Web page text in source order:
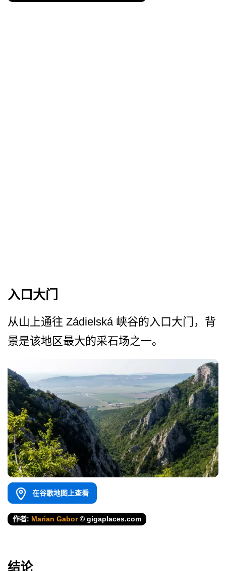
入口大门
从山上通往 Zádielská 峡谷的入口大门，背
景是该地­区最大的采石场之一。
在谷歌地图上查看
作者: Marian Gabor© gigaplaces.com
结论